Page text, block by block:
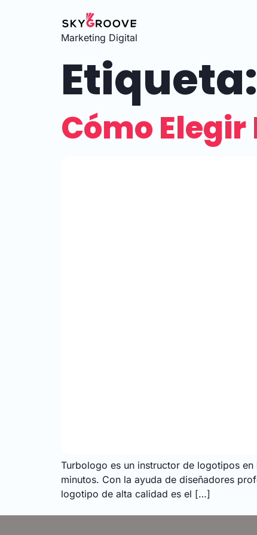
Marketing Digital
Etiqueta:
Cómo Elegir
Turbologo es un instructor de logotipos
minutos. Con la ayuda de diseñadores
logotipo de alta calidad es el […]